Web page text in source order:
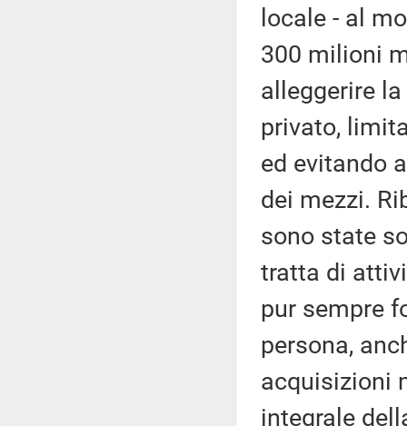
locale - al
300 milioni
alleggerire
privato,
ed evitando
dei mezzi.
sono state
tratta di
pur sempre
persona,
acquisizioni
integrale